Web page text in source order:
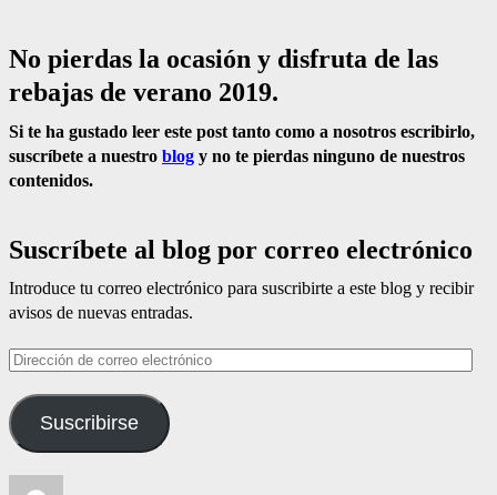
No pierdas la ocasión y disfruta de las
rebajas de verano 2019.
Si te ha gustado leer este post tanto como a nosotros escribirlo,
suscríbete a nuestro blog y no te pierdas ninguno de nuestros
contenidos.
Suscríbete al blog por correo electrónico
Introduce tu correo electrónico para suscribirte a este blog y recibir
avisos de nuevas entradas.
Dirección
correo
electrónico
Suscribirse